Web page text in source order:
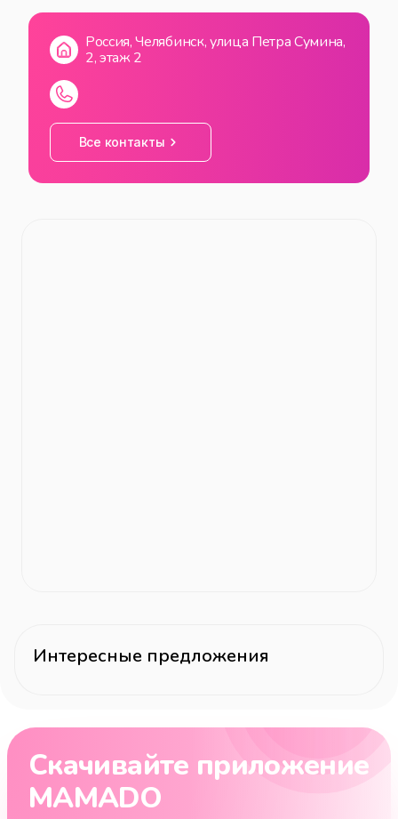
Россия, Челябинск, улица Петра Сумина,
2, этаж 2
Все контакты
Интересные предложения
Скачивайте приложение
MAMADO